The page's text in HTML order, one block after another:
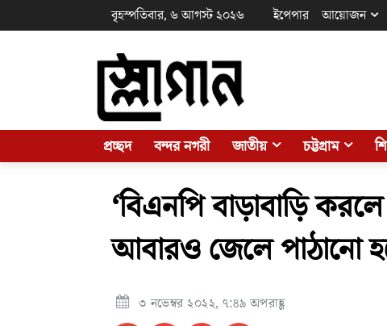
বৃহস্পতিবার, ৬ আগস্ট ২০২৬ ইপেপার আয়োজন
প্রচ্ছদ বন্দর নগরী জাতীয় চট্টগ্রাম
‘বিএনপি বাড়াবাড়ি
আবারও জেলে পাঠানো
৩ নভেম্বর ২০২২, ৭:৪৯ অপরাহ্ণ